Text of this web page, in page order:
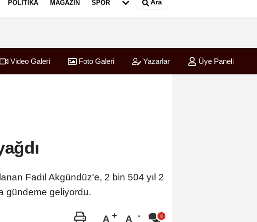
POLITIKA MAGAZIN SPOR Ara
Video Galeri Foto Galeri Yazarlar Üye Paneli
Fadıl Akgündüz'e, 2 bin 504 yıl 2
gündeme geliyordu.
A A